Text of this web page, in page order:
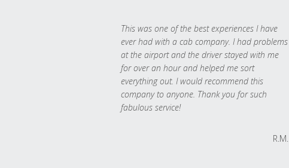
This was one of the best experiences I have
ever had with a cab company. I had problems
at the airport and the driver stayed with me
for over an hour and helped me sort
everything out. I would recommend this
company to anyone. Thank you for such
fabulous service!
R.M.